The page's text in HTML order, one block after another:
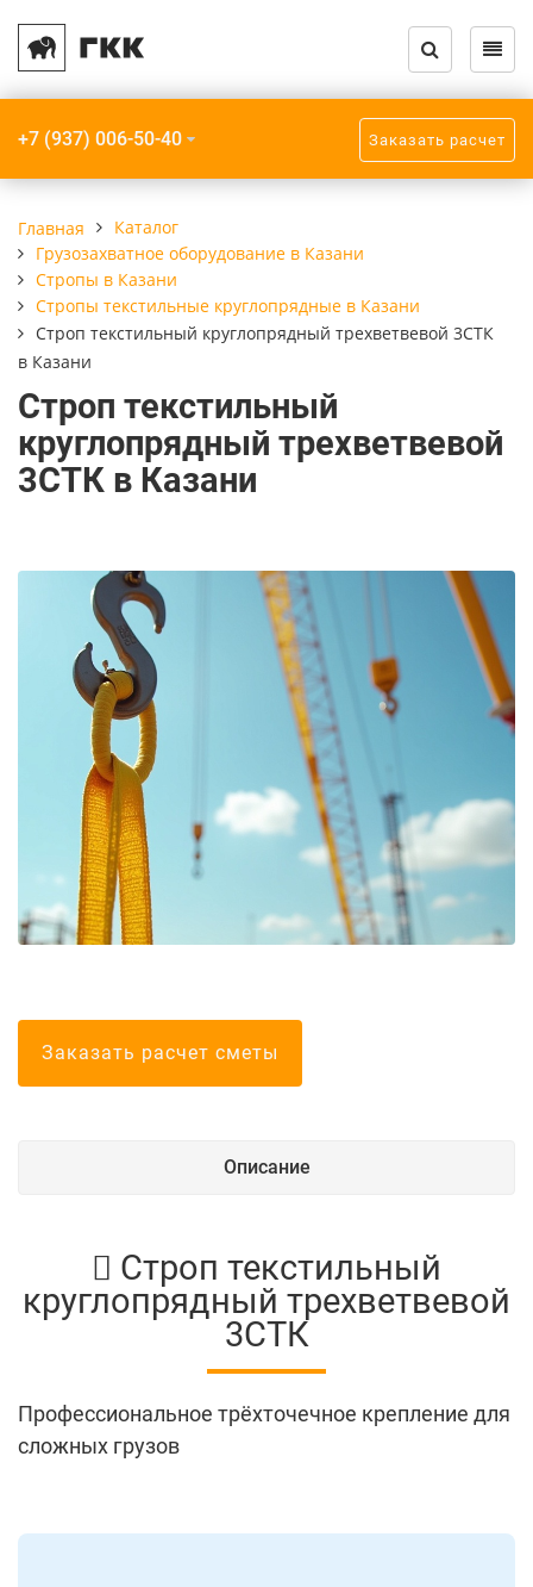
+7 (937) 006-50-40 Заказать расчет
Назад
Каталог кранов и запчастей
Крановое оборудование
Назад
Крановое
Краны
Краны
Мобильные
Болгарские
оборудование
Назад
Траверсы
Взрывозащищенное
оборудование
Назад
Прочее
Крюки
Шинопроводы
Назад
Услуги
Модернизация кранов
Монтаж подкрановых путей
Радиоуправление кранов
Ремонт кранов
ТО, ПТО, ЧТО кранов
Назад
О компании
Компания
Главная
Каталог
Грузозахватное оборудование в Казани
Стропы в Казани
Стропы текстильные круглопрядные в Казани
Строп текстильный круглопрядный трехветвевой 3СТК
в Казани
Строп текстильный
круглопрядный трехветвевой
3СТК в Казани
Заказать расчет сметы
Описание
Строп текстильный
круглопрядный трехветвевой
3СТК
Профессиональное трёхточечное крепление для
сложных грузов